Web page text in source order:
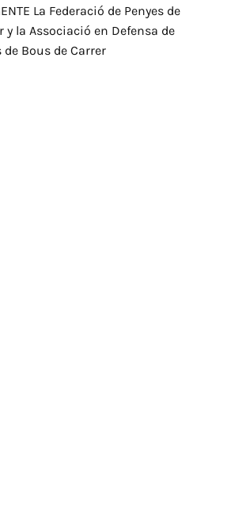
La Federació de Penyes de
y la Associació en Defensa de
Bous de Carrer